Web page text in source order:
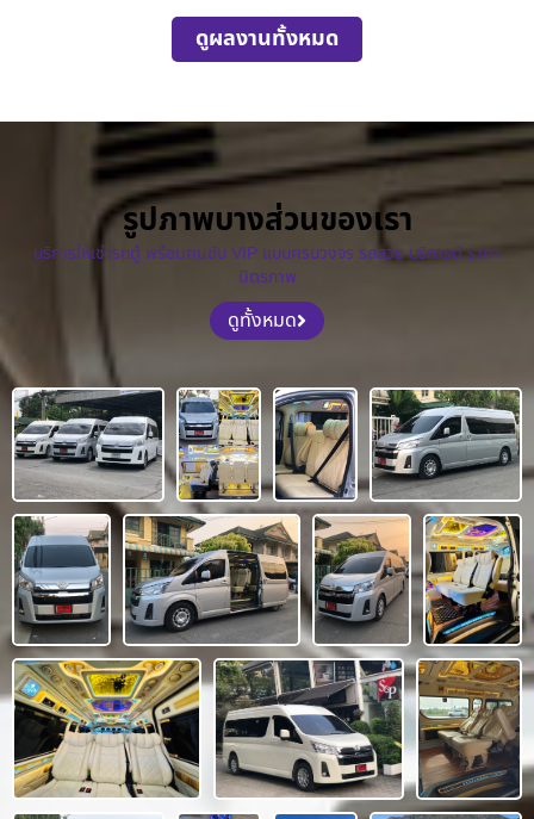
ดูผลงานทั้งหมด
รูปภาพบางส่วนของเรา
บริการให้เช่ารถตู้ พร้อมคนขับ VIP แบบครบวงจร รถสวย บริการดี ราคา
มิตรภาพ
ดูทั้งหมด